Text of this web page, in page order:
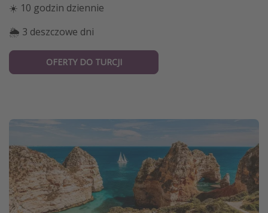
☀️ 10 godzin dziennie
🌦 3 deszczowe dni
OFERTY DO TURCJI